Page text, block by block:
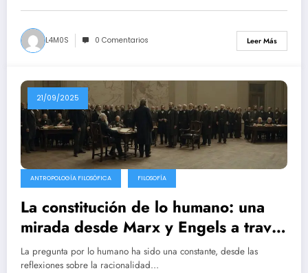
L4M0S 0 Comentarios Leer Más
21/09/2025
ANTROPOLOGÍA FILOSÓFICA FILOSOFÍA
La constitución de lo humano: una
mirada desde Marx y Engels a través
de las ciencias naturales y sociales
La pregunta por lo humano ha sido una constante, desde las
reflexiones sobre la racionalidad…